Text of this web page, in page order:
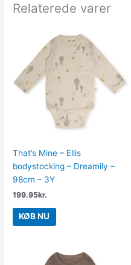
Relaterede varer
That’s Mine – Ellis
bodystocking – Dreamily –
98cm – 3Y
199.95kr.
KØB NU